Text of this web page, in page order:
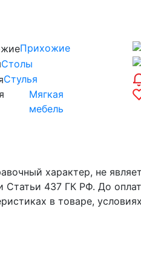
Прихожие
Столы
Стулья
Мягкая
мебель
характер, не
Статьи 437 ГК РФ. До
в товаре,